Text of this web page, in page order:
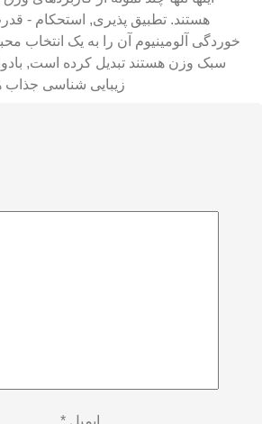
هستند. تطبیق پذیری, استحکام -
خوردگی آلومینیوم آن را به یک انتخاب
سبک وزن هستند تبدیل کرده است,
زیبایی شناسی جذاب
ایمیل*